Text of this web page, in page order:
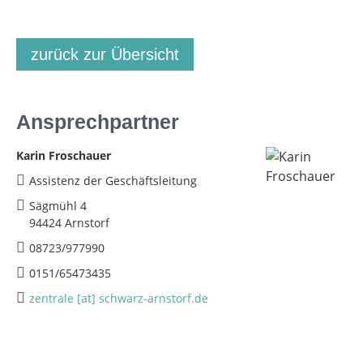
zurück zur Übersicht
Ansprechpartner
Karin Froschauer
Assistenz der Geschäftsleitung
Sägmühl 4
94424 Arnstorf
08723/977990
0151/65473435
zentrale [at] schwarz-arnstorf.de